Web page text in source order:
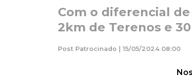
Com o diferencial
2km de Terenos e
Post Patrocinado | 15/05/2024 08:00